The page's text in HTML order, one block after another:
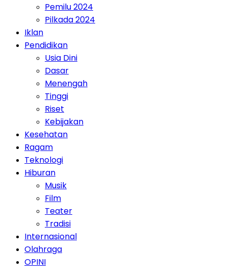
Pemilu 2024
Pilkada 2024
Iklan
Pendidikan
Usia Dini
Dasar
Menengah
Tinggi
Riset
Kebijakan
Kesehatan
Ragam
Teknologi
Hiburan
Musik
Film
Teater
Tradisi
Internasional
Olahraga
OPINI